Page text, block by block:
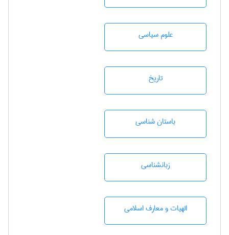
علوم سياسی
تاريخ
باستان شناسی
زبانشناسی
الهیات و معارف اسلامی